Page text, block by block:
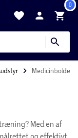
0
din træning?
for at træne